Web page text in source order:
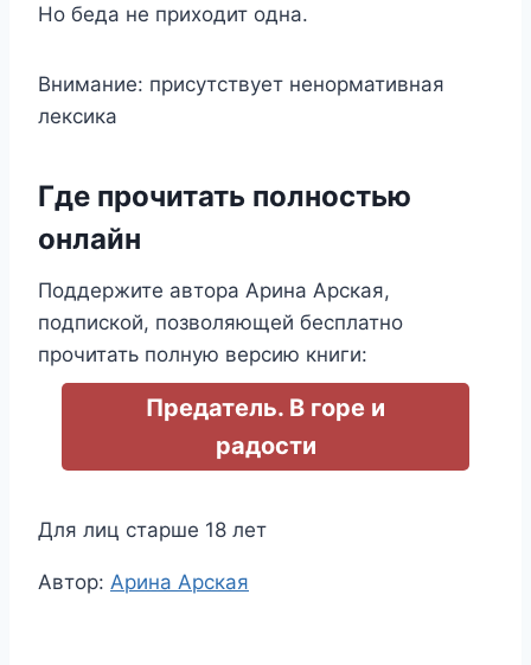
Но беда не приходит одна.
Внимание: присутствует ненормативная
лексика
Где прочитать полностью
онлайн
Поддержите автора Арина Арская,
подпиской, позволяющей бесплатно
прочитать полную версию книги:
Предатель. В горе и
радости
Для лиц старше 18 лет
Метки
Автор: Арина Арская